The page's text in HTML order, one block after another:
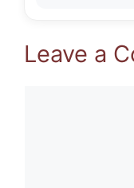
Leave a